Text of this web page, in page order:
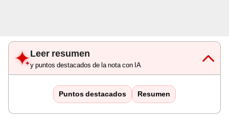
Leer resumen
y puntos destacados de la nota con IA
Puntos destacados Resumen